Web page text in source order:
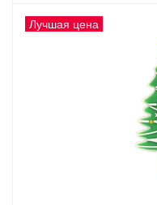
Лучшая цена